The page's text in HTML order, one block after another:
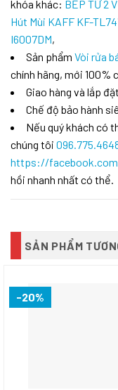
khóa khác: BẾP TỪ 2
Hút Mùi KAFF KF-
I6007DM,
Sản phẩm Vòi rửa
chính hãng, mới 100%
Giao hàng và lắp
Chế độ bảo hành
Nếu quý khách có
chúng tôi
https://
hồi nhanh nhất có thể.
SẢN PHẨM
-20%